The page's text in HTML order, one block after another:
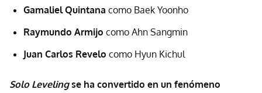
Gamaliel Quintana como Baek Yoonho
Raymundo Armijo como Ahn Sangmin
Juan Carlos Revelo como Hyun Kichul
Solo Levelingse ha convertido en un fenómeno